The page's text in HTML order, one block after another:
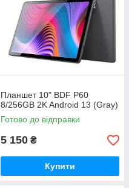
Планшет 10" BDF P60
8/256GB 2K Android 13 (Gray)
Готово до відправки
5 150 ₴
Купити